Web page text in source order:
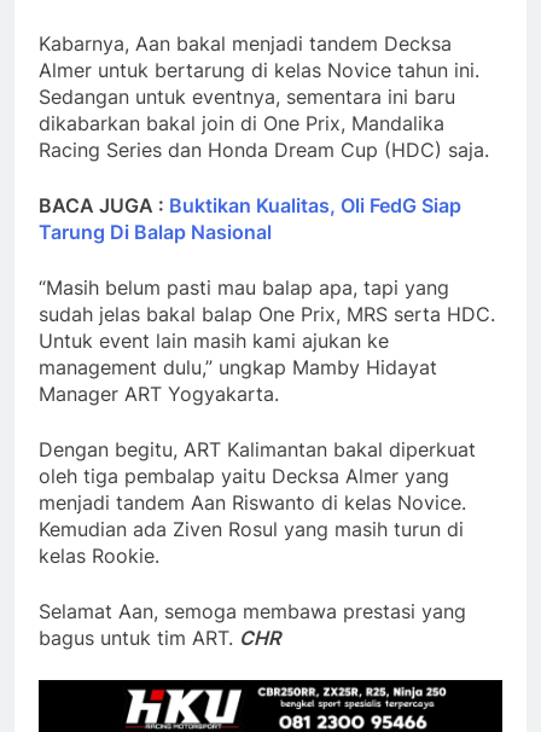
Kabarnya, Aan bakal menjadi tandem Decksa
Almer untuk bertarung di kelas Novice tahun ini.
Sedangan untuk eventnya, sementara ini baru
dikabarkan bakal join di One Prix, Mandalika
Racing Series dan Honda Dream Cup (HDC) saja.
BACA JUGA : Buktikan Kualitas, Oli FedG Siap
Tarung Di Balap Nasional
“Masih belum pasti mau balap apa, tapi yang
sudah jelas bakal balap One Prix, MRS serta HDC.
Untuk event lain masih kami ajukan ke
management dulu,” ungkap Mamby Hidayat
Manager ART Yogyakarta.
Dengan begitu, ART Kalimantan bakal diperkuat
oleh tiga pembalap yaitu Decksa Almer yang
menjadi tandem Aan Riswanto di kelas Novice.
Kemudian ada Ziven Rosul yang masih turun di
kelas Rookie.
Selamat Aan, semoga membawa prestasi yang
bagus untuk tim ART. CHR